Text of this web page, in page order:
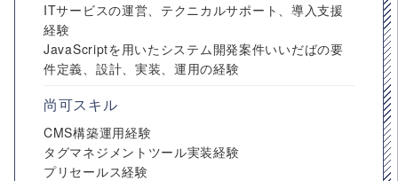
ITサービスの運営、テクニカルサポート、導入支援
経験
JavaScriptを用いたシステム開発案件いいだばの要
件定義、設計、実装、運用の経験
尚可スキル
CMS構築運用経験
タグマネジメントツール実装経験
プリセールス経験